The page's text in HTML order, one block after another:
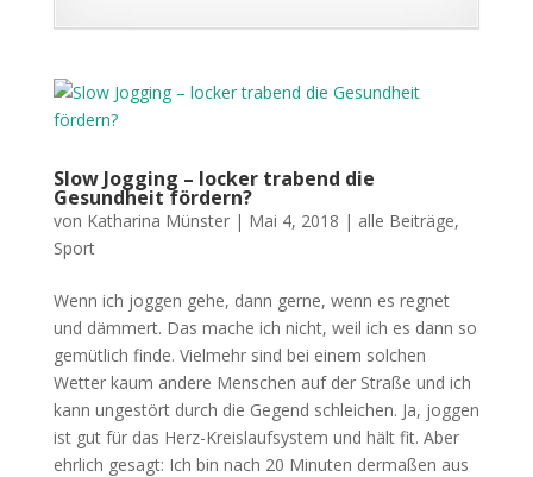
Slow Jogging – locker trabend die
Gesundheit fördern?
von Katharina Münster| Mai 4, 2018 | alle Beiträge,
Sport
Wenn ich joggen gehe, dann gerne, wenn es regnet
und dämmert. Das mache ich nicht, weil ich es dann so
gemütlich finde. Vielmehr sind bei einem solchen
Wetter kaum andere Menschen auf der Straße und ich
kann ungestört durch die Gegend schleichen. Ja, joggen
ist gut für das Herz-Kreislaufsystem und hält fit. Aber
ehrlich gesagt: Ich bin nach 20 Minuten dermaßen aus